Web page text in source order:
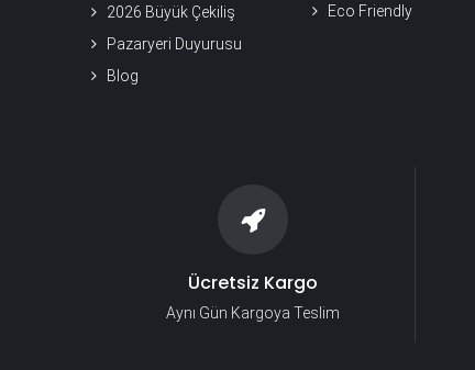
2026 Büyük Çekiliş
Pazaryeri Duyurusu
Blog
Eco Friendly
Ücretsiz Kargo
Aynı Gün Kargoya Teslim